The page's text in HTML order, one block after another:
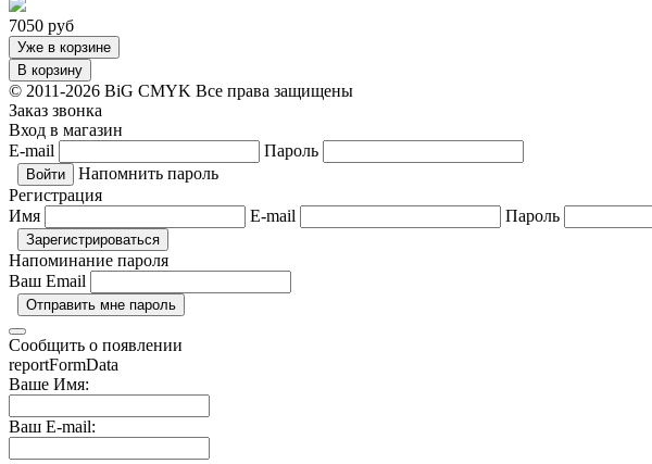
7050 руб
Уже в корзине
В корзину
© 2011-2026 BiG CMYK Все права защищены
Заказ звонка
Вход в магазин
E-mail
Пароль
Напомнить пароль
Регистрация
Имя
E-mail Пароль
Напоминание пароля
Ваш Email
Сообщить о появлении
reportFormData
Ваше Имя:
Ваш E-mail: